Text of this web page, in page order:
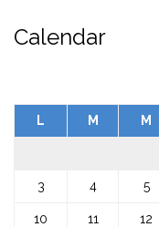
Calendar
L M M
3 4 5
10 11 12